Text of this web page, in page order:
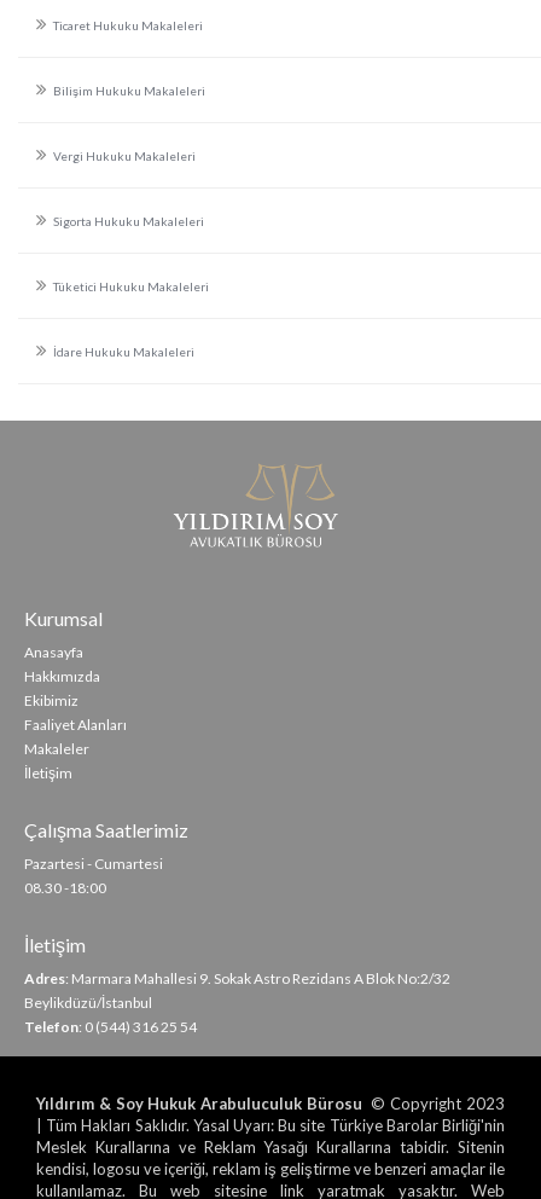
Ticaret Hukuku Makaleleri
Bilişim Hukuku Makaleleri
Vergi Hukuku Makaleleri
Sigorta Hukuku Makaleleri
Tüketici Hukuku Makaleleri
İdare Hukuku Makaleleri
Kurumsal
Anasayfa
Hakkımızda
Ekibimiz
Faaliyet Alanları
Makaleler
İletişim
Çalışma Saatlerimiz
Pazartesi - Cumartesi
08.30 -18:00
İletişim
Adres: Marmara Mahallesi 9. Sokak Astro Rezidans A Blok No:2/32
Beylikdüzü/İstanbul
Telefon: 0 (544) 316 25 54
Yıldırım & Soy Hukuk Arabuluculuk Bürosu © Copyright 2023
| Tüm Hakları Saklıdır. Yasal Uyarı: Bu site Türkiye Barolar Birliği'nin
Meslek Kurallarına ve Reklam Yasağı Kurallarına tabidir. Sitenin
kendisi, logosu ve içeriği, reklam iş geliştirme ve benzeri amaçlar ile
kullanılamaz. Bu web sitesine link yaratmak yasaktır. Web